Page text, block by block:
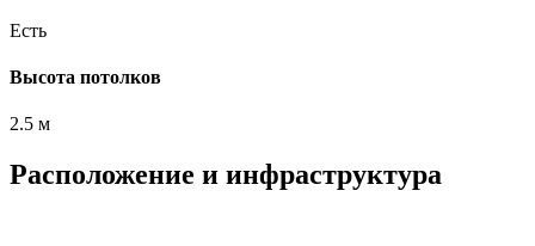
Есть
Высота потолков
2.5 м
Расположение и инфраструктура